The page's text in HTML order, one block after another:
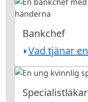
Bankchef
Vad tjänar